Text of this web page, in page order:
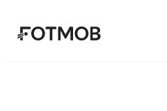
ข้ามไปยังเนื้อหาหลัก